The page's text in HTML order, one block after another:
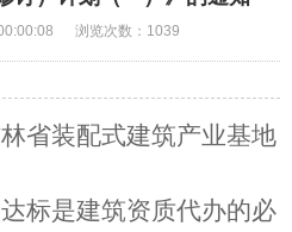
00:00:08 浏览次数：1039
省装配式建筑产业基地
标是建筑资质代办的必